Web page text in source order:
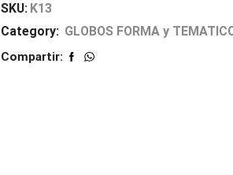
SKU: K13
Category: GLOBOS FORMA y
Compartir: